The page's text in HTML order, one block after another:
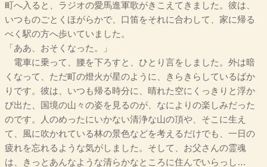
町へ入ると、ラジオの愛馬進軍歌がきこえてきました。彼は、
いつものごとくほがらかで、口笛をそれに合わして、家に帰る
べく駅の方へ歩いていました。
「ああ、おそくなった。」
電車に乗って、腰を下ろすと、ひとり言をしました。外は暗
くなって、ただ町の燈火が星のように、きらきらしているばか
りです。彼は、いつも帰る時分に、晴れた空にくっきりと浮か
び出た、国境の山々の姿を見るのが、なによりの楽しみだった
のです。人のめったにいかない清浄な山の頂や、そこに生え
て、風に吹かれている林の景色などを考えるだけでも、一日の
疲れを忘れるような気がしました。そして、お父さんの霊魂
は、きっとあんなような清らかなところに住んでいらっし…